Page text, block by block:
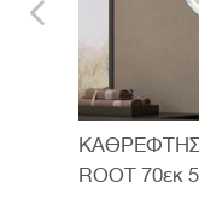
ΚΑΘΡΕΦΤΗΣ
ROOT 70εκ